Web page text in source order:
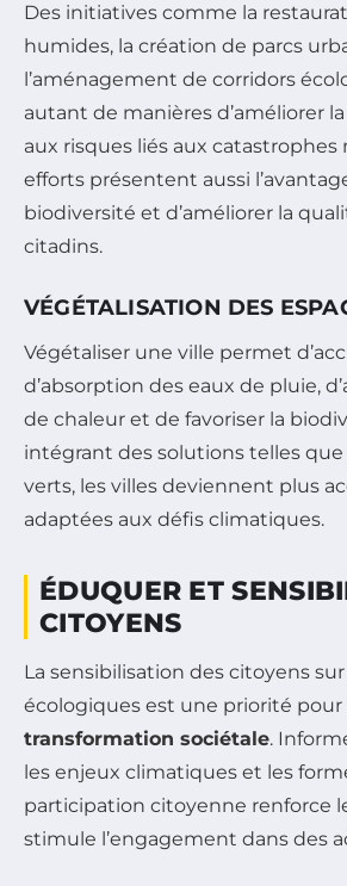
Des initiatives comme la
humides, la création de parcs
l’aménagement de corridors
autant de manières d’améliorer
aux risques liés aux catastrophes
efforts présentent aussi
biodiversité et d’améliorer la
citadins.
VÉGÉTALISATION DES
Végétaliser une ville permet
d’absorption des eaux de pluie,
de chaleur et de favoriser la
intégrant des solutions telles
verts, les villes deviennent plus
adaptées aux défis climatiques.
ÉDUQUER ET
CITOYENS
La sensibilisation des citoyens
écologiques est une priorité pour
transformation sociétale.
les enjeux climatiques et les
participation citoyenne renforce
stimule l’engagement dans des